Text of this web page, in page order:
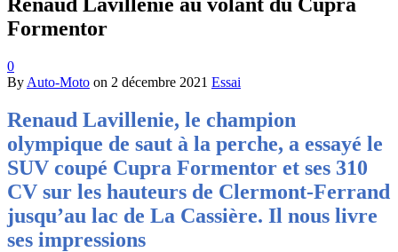
Formentor
0
By Auto-Moto on 2 décembre 2021 Essai
Renaud Lavillenie, le champion
olympique de saut à la perche, a essayé le
SUV coupé Cupra Formentor et ses 310
CV sur les hauteurs de Clermont-Ferrand
jusqu’au lac de La Cassière. Il nous livre
ses impressions